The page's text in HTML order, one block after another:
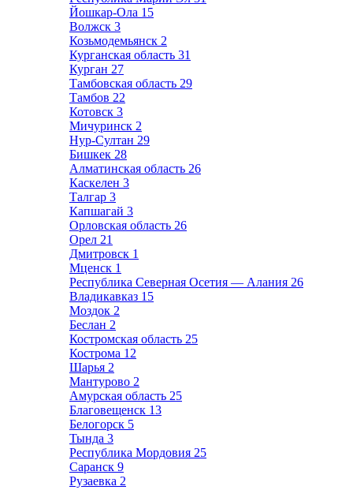
Йошкар-Ола 15
Волжск 3
Козьмодемьянск 2
Курганская область 31
Курган 27
Тамбовская область 29
Тамбов 22
Котовск 3
Мичуринск 2
Нур-Султан 29
Бишкек 28
Алматинская область 26
Каскелен 3
Талгар 3
Капшагай 3
Орловская область 26
Орел 21
Дмитровск 1
Мценск 1
Республика Северная Осетия — Алания 26
Владикавказ 15
Моздок 2
Беслан 2
Костромская область 25
Кострома 12
Шарья 2
Мантурово 2
Амурская область 25
Благовещенск 13
Белогорск 5
Тында 3
Республика Мордовия 25
Саранск 9
Рузаевка 2